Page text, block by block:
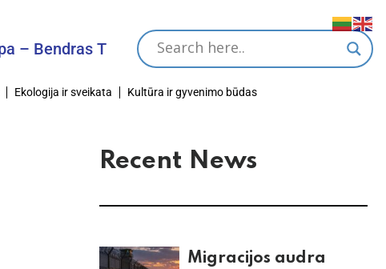
Tikslas
Ekologija ir sveikata Kultūra ir gyvenimo būdas
Recent News
Migracijos audra